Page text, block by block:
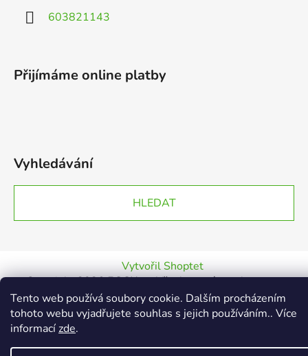
Tento web používá soubory cookie. Dalším procházením
tohoto webu vyjadřujete souhlas s jejich používáním.. Více
informacízde.
603821143
Přijímáme online platby
Vyhledávání
HLEDAT
Vytvořil Shoptet
Copyright 2026EGGY.cz. Všechna práva vyhrazena.